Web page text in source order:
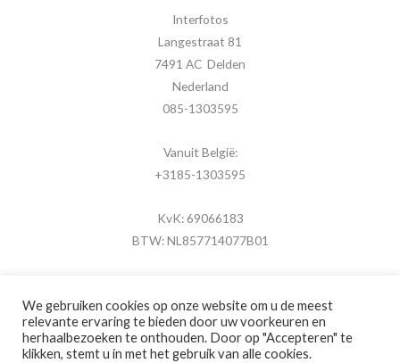
Interfotos
Langestraat 81
7491 AC Delden
Nederland
085-1303595
Vanuit België:
+3185-1303595
KvK: 69066183
BTW: NL857714077B01
Copyright © 2026 MijnFotolijstje.nl
We gebruiken cookies op onze website om u de meest
relevante ervaring te bieden door uw voorkeuren en
herhaalbezoeken te onthouden. Door op "Accepteren" te
klikken, stemt u in met het gebruik van alle cookies.